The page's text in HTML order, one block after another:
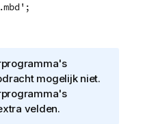
mogelijk niet.
velden.